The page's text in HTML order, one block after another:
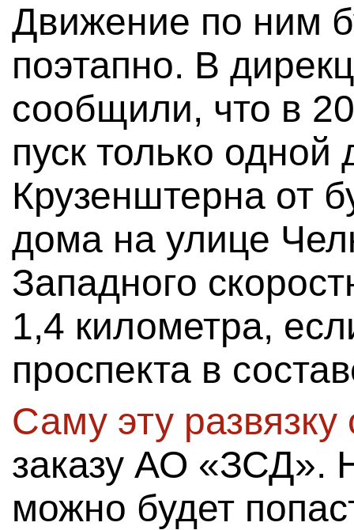
Движение по ним
поэтапно. В
сообщили, что в
пуск только
Крузенштерна от
дома на улице
Западного
1,4 километра,
проспекта в
Саму эту развязку
заказу АО «ЗСД».
можно будет